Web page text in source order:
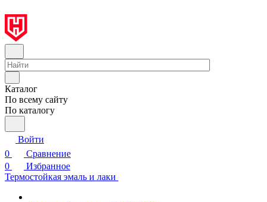
Каталог
По всему сайту
По каталогу
Войти
0
Сравнение
0
Избранное
Термостойкая эмаль и лаки